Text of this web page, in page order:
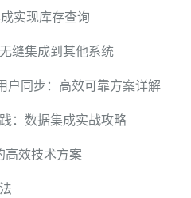
实现库存查询
缝集成到其他系统
户同步：高效可靠方案详解
：数据集成实战攻略
高效技术方案